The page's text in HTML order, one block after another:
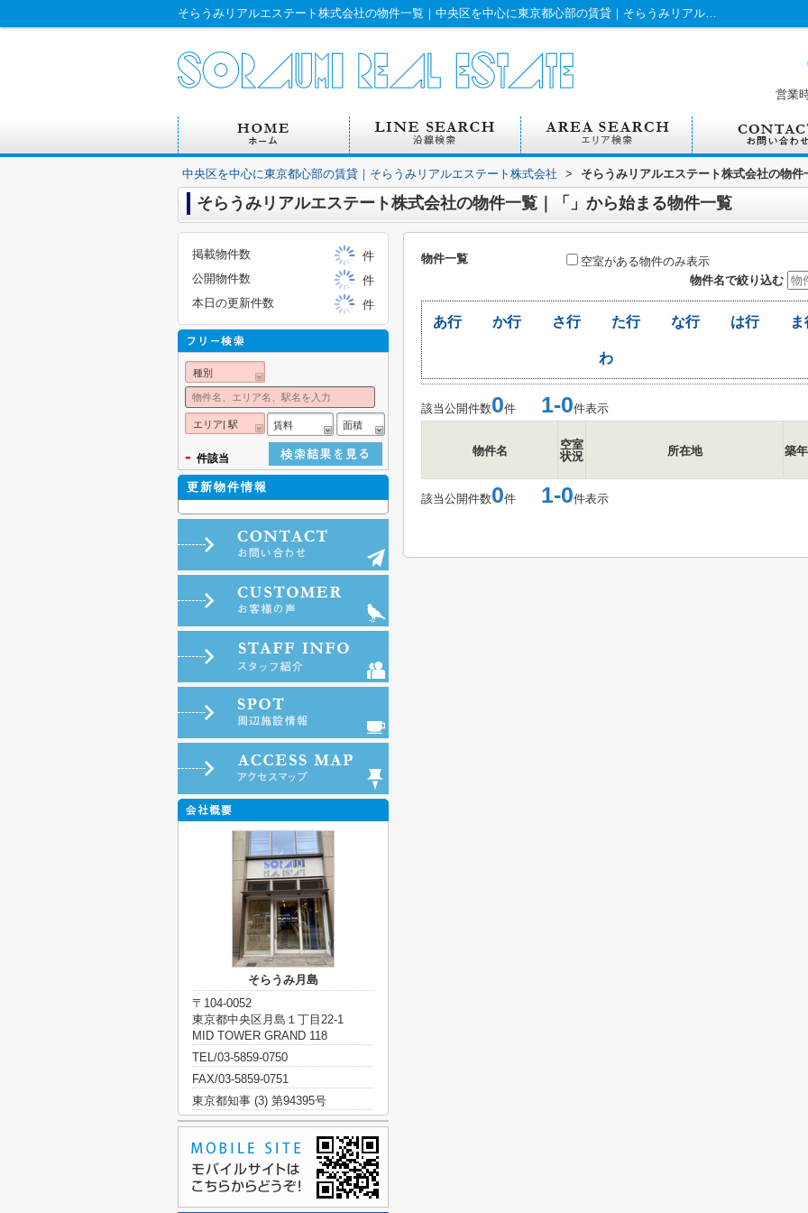
そらうみリアルエステート株式会社の物件一覧｜中央区を中心に東京都心部の賃貸｜そらうみリアルエステート株式会社｜「」から始まる物件一覧
営業
中央区を中心に東京都心部の賃貸｜そらうみリアルエステート株式会社 > そらうみリアルエステート株式会社の物
そらうみリアルエステート株式会社の物件一覧｜「」から始まる物件一覧
物件一覧
空室がある物件のみ表示
物件名で絞り込む
あ行 か行 さ行 た行 な行 は行
わ
該当公開件数0件 1-0件表示
物件名
空室
状況
所在地 築
該当公開件数0件 1-0件表示
掲載物件数
件
公開物件数
件
本日の更新件数
件
種別
エリア| 駅 賃料 面積
- 件該当
更新物件情報
そらうみ月島
〒104-0052
東京都中央区月島１丁目22-1
MID TOWER GRAND 118
TEL/03-5859-0750
FAX/03-5859-0751
東京都知事 (3) 第94395号